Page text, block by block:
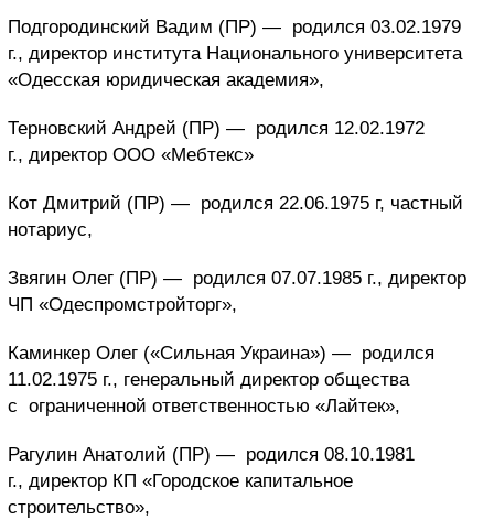
Подгородинский Вадим (ПР) — родился 03.02.1979
г., директор института Национального университета
«Одесская юридическая академия»,
Терновский Андрей (ПР) — родился 12.02.1972
г., директор ООО «Мебтекс»
Кот Дмитрий (ПР) — родился 22.06.1975 г, частный
нотариус,
Звягин Олег (ПР) — родился 07.07.1985 г., директор
ЧП «Одеспромстройторг»,
Каминкер Олег («Сильная Украина») — родился
11.02.1975 г., генеральный директор общества
с ограниченной ответственностью «Лайтек»,
Рагулин Анатолий (ПР) — родился 08.10.1981
г., директор КП «Городское капитальное
строительство»,